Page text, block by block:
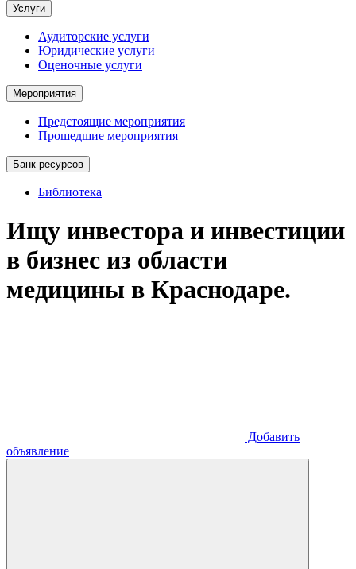
Услуги
Аудиторские услуги
Юридические услуги
Оценочные услуги
Мероприятия
Предстоящие мероприятия
Прошедшие мероприятия
Банк ресурсов
Библиотека
Ищу инвестора и инвестиции
в бизнес из области
медицины в Краснодаре.
Добавить
объявление